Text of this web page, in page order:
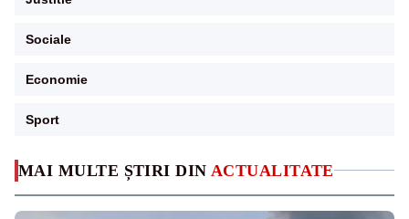
MAI MULTE ȘTIRI DIN ACTUALITATE
Sociale
Economie
Sport